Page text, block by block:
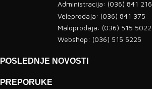
Administracija: (036) 841 216
Veleprodaja: (036) 841 375
Maloprodaja: (036) 515 5022
Webshop: (036) 515 5225
POSLEDNJE NOVOSTI
PREPORUKE